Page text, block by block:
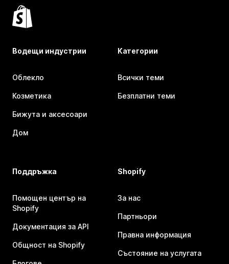
Водещи индустрии
Облекло
Козметика
Бижута и аксесоари
Дом
Категории
Всички теми
Безплатни теми
Поддръжка
Помощен център на
Shopify
Документация за API
Общност на Shopify
Shopify
За нас
Партньори
Правна информация
Състояние на услугата